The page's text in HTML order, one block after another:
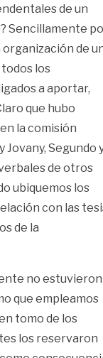
de un
Sencillamente
organización de
los
a aportar,
que hubo
la comisión
Jovany, Segundo
de otros
ubiquemos los
con las
de la
no estuvieron
que empleamos
tomo de los
los reservaron